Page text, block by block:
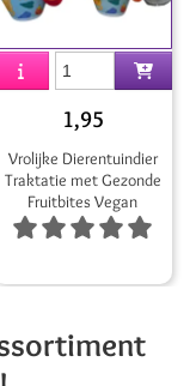
1,95
Vrolijke Dierentuindier
Traktatie met Gezonde
Fruitbites Vegan